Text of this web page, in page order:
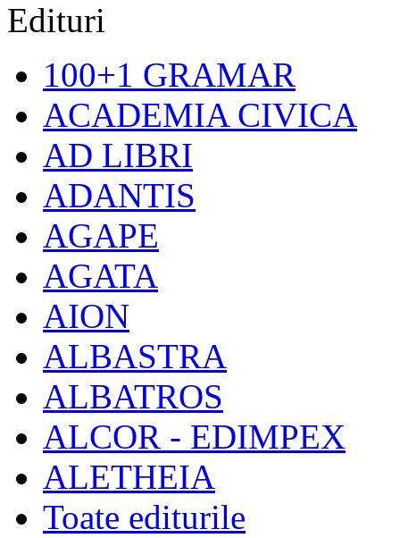
Edituri
100+1 GRAMAR
ACADEMIA CIVICA
AD LIBRI
ADANTIS
AGAPE
AGATA
AION
ALBASTRA
ALBATROS
ALCOR - EDIMPEX
ALETHEIA
Toate editurile